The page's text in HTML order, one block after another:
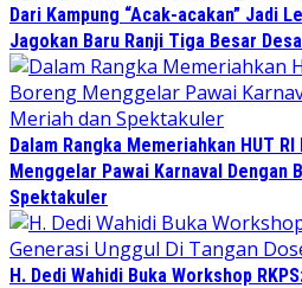
Dari Kampung “Acak-acakan” Jadi
Jagokan Baru Ranji Tiga Besar
Dalam Rangka Memeriahkan HUT
Menggelar Pawai Karnaval Dengan
Spektakuler
H. Dedi Wahidi Buka Workshop